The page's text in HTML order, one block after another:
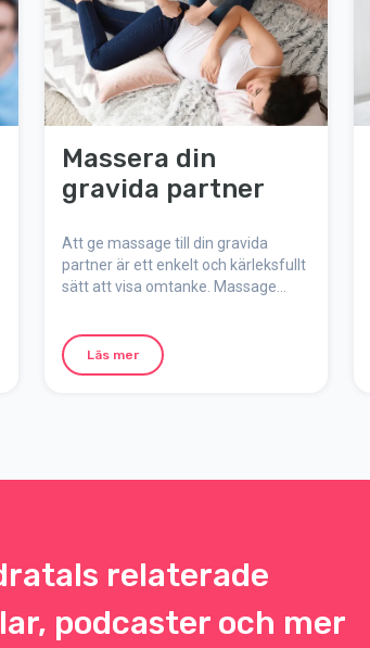
Massera din
gravida partner
Att ge massage till din gravida
partner är ett enkelt och kärleksfullt
sätt att visa omtanke. Massage
och kan hjälpa mot smärta, stress
och trötthet. Här är allt du behöver
Läs mer
relaterade
podcaster och mer